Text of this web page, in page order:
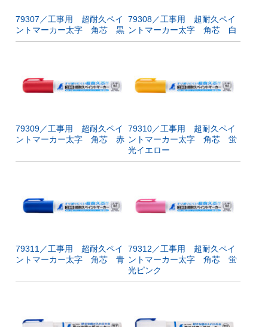
79307／工事用 超耐久ペイ
ントマーカー太字 角芯 黒
79308／工事用 超耐久ペイ
ントマーカー太字 角芯 白
79309／工事用 超耐久ペイ
ントマーカー太字 角芯 赤
79310／工事用 超耐久ペイ
ントマーカー太字 角芯 蛍
光イエロー
79311／工事用 超耐久ペイ
ントマーカー太字 角芯 青
79312／工事用 超耐久ペイ
ントマーカー太字 角芯 蛍
光ピンク